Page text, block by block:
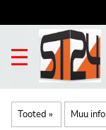
Tooted ‪» Muu info